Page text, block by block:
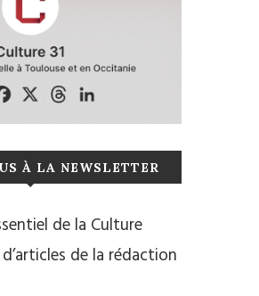
À LA NEWSLETTER
de la Culture
de la rédaction